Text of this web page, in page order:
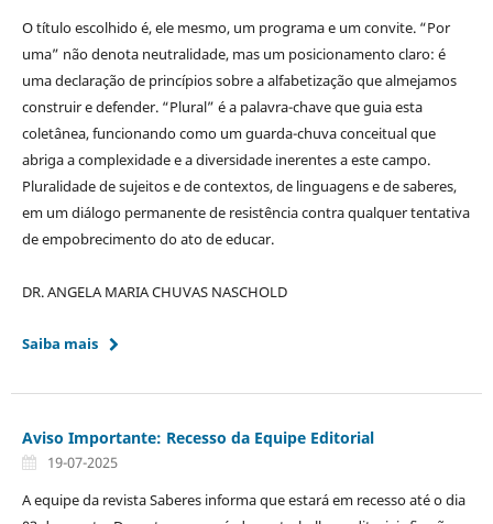
O título escolhido é, ele mesmo, um programa e um convite. “Por
uma” não denota neutralidade, mas um posicionamento claro: é
uma declaração de princípios sobre a alfabetização que almejamos
construir e defender. “Plural” é a palavra-chave que guia esta
coletânea, funcionando como um guarda-chuva conceitual que
abriga a complexidade e a diversidade inerentes a este campo.
Pluralidade de sujeitos e de contextos, de linguagens e de saberes,
em um diálogo permanente de resistência contra qualquer tentativa
de empobrecimento do ato de educar.
DR. ANGELA MARIA CHUVAS NASCHOLD
Saiba mais
Aviso Importante: Recesso da Equipe Editorial
19-07-2025
A equipe da revista Saberes informa que estará em recesso até o dia